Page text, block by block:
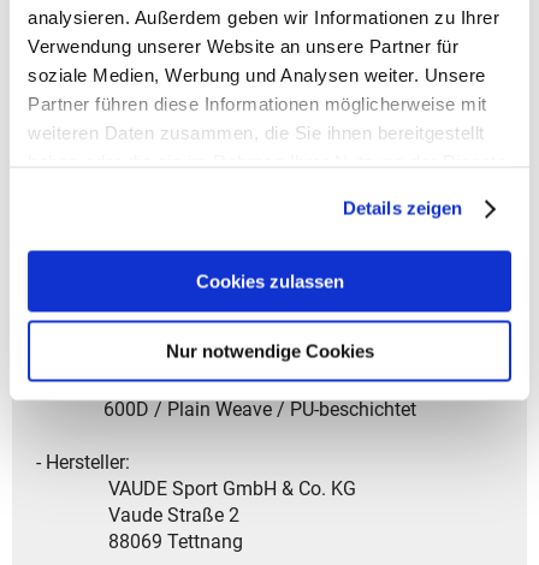
analysieren. Außerdem geben wir Informationen zu Ihrer
Verwendung unserer Website an unsere Partner für
soziale Medien, Werbung und Analysen weiter. Unsere
Partner führen diese Informationen möglicherweise mit
weiteren Daten zusammen, die Sie ihnen bereitgestellt
Details zeigen
Cookies zulassen
Nur notwendige Cookies
- Längenverstellbarer Gurt für eine bequeme Passform.
- Netz-Innentasche für kleine Gegenstände.
- Klettverschluss-System für eine schnelle und
praktische Handhabung.
- Das Design ist für Unisex geeignet.
- Material: 1.Hauptstoff - Außenseite:
100% PES (recycelt); Beschichtung: 100% TPE
2.Zweitstoff - Außenseite: 100% PES (recycelt);
Beschichtung: 100% PU
600D / Plain Weave / PU-beschichtet
- Hersteller:
VAUDE Sport GmbH & Co. KG
Vaude Straße 2
88069 Tettnang